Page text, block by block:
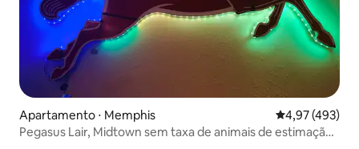
Apartamento ⋅ Memphis 4,97 de uma
4,97 (493)
Pegasus Lair, Midtown sem taxa de animais de estimação,